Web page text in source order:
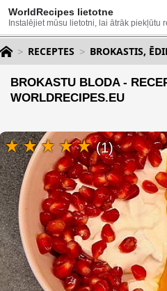
WorldRecipes lietotne
Instalējiet mūsu lietotni, lai ātrāk piekļūtu
RECEPTES BROKASTIS,
BROKASTU BLODA -
WORLDRECIPES.EU
(1)